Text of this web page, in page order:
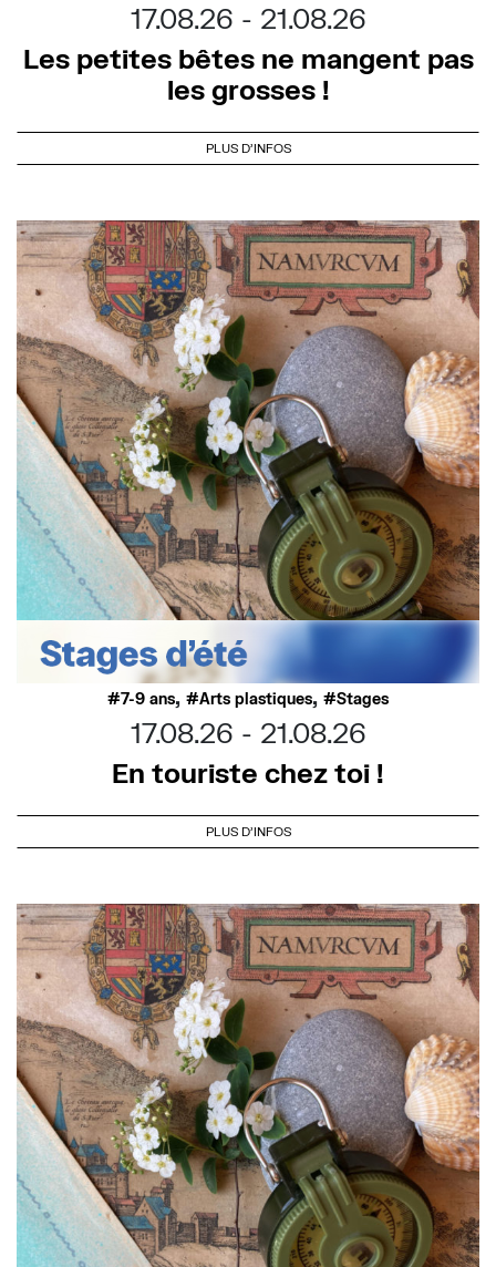
17.08.26
21.08.26
Les petites bêtes ne mangent pas
les grosses !
PLUS D'INFOS
7-9 ans, Arts plastiques, Stages
17.08.26
21.08.26
En touriste chez toi !
PLUS D'INFOS